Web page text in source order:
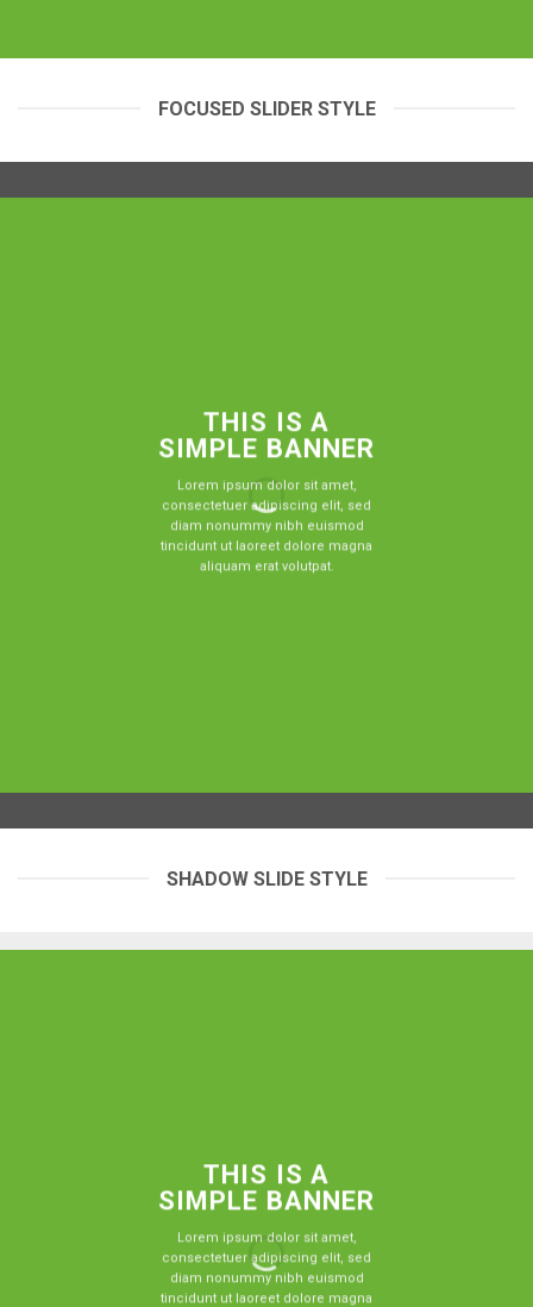
FOCUSED SLIDER STYLE
THIS IS A
SIMPLE BANNER
Lorem ipsum dolor sit amet,
consectetuer adipiscing elit, sed
diam nonummy nibh euismod
tincidunt ut laoreet dolore magna
aliquam erat volutpat.
SHADOW SLIDE STYLE
THIS IS A
SIMPLE BANNER
Lorem ipsum dolor sit amet,
consectetuer adipiscing elit, sed
diam nonummy nibh euismod
tincidunt ut laoreet dolore magna